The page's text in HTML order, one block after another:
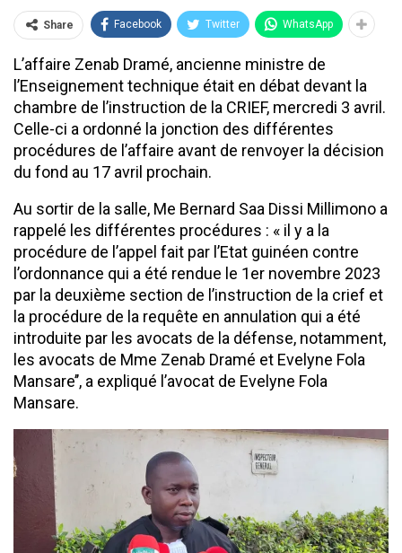
Share Facebook Twitter WhatsApp
L’affaire Zenab Dramé, ancienne ministre de
l’Enseignement technique était en débat devant la
chambre de l’instruction de la CRIEF, mercredi 3 avril.
Celle-ci a ordonné la jonction des différentes
procédures de l’affaire avant de renvoyer la décision
du fond au 17 avril prochain.
Au sortir de la salle, Me Bernard Saa Dissi Millimono a
rappelé les différentes procédures : « il y a la
procédure de l’appel fait par l’Etat guinéen contre
l’ordonnance qui a été rendue le 1er novembre 2023
par la deuxième section de l’instruction de la crief et
la procédure de la requête en annulation qui a été
introduite par les avocats de la défense, notamment,
les avocats de Mme Zenab Dramé et Evelyne Fola
Mansare’’, a expliqué l’avocat de Evelyne Fola
Mansare.